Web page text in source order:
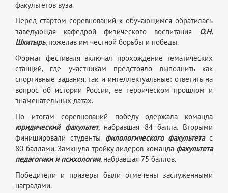
факультетов вуза.
Перед стартом соревнований к обучающимся обратилась
заведующая кафедрой физического воспитания О.Н.
Шкитырь, пожелав им честной борьбы и победы.
Формат фестиваля включал прохождение тематических
станций, где участникам предстояло выполнить как
спортивные задания, так и интеллектуальные: ответить на
вопрос об истории России, ее героическом прошлом и
знаменательных датах.
По итогам соревнований победу одержала команда
юридический факультет, набравшая 84 балла. Вторыми
финишировали студенты филологического факультетас
80 баллами. Замкнула тройку лидеров командафакультета
педагогики и психологии, набравшая 75 баллов.
Победители и призеры были отмечены заслуженными
наградами.